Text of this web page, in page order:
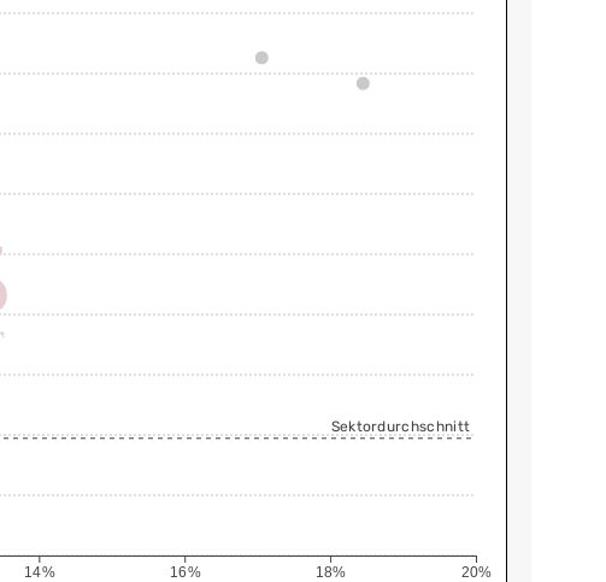
14% 16% 18% 20%
Sektordurchschnitt